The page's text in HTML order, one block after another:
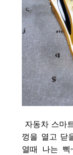
자동차 스마
껑을 열고 닫
열때 나는 삑